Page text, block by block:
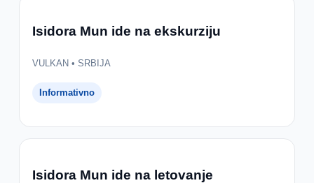
Isidora Mun ide na ekskurziju
VULKAN • SRBIJA
Informativno
Isidora Mun ide na letovanje